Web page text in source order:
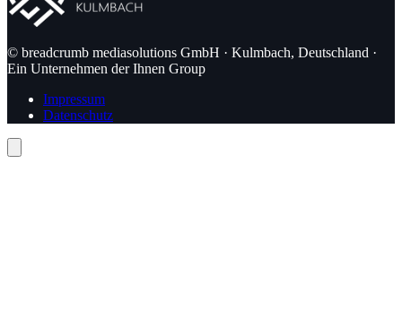
© breadcrumb mediasolutions GmbH · Kulmbach, Deutschland ·
Ein Unternehmen der Ihnen Group
Impressum
Datenschutz